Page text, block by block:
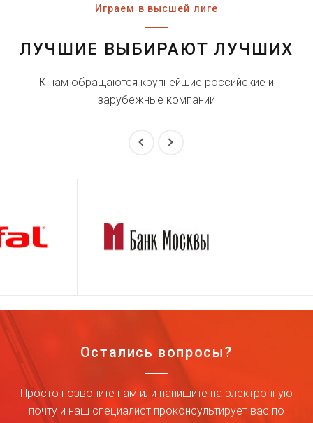
Играем в высшей лиге
ЛУЧШИЕ ВЫБИРАЮТ ЛУЧШИХ
К нам обращаются крупнейшие российские и
зарубежные компании
Остались вопросы?
Просто позвоните нам или напишите на электронную
почту и наш специалист проконсультирует вас по